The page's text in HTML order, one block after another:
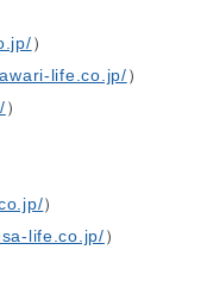
）
life.co.jp/）
）
）
life.co.jp/）